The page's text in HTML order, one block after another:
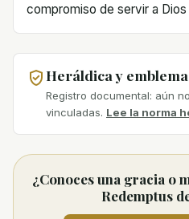
compromiso de servir a
Heráldica y
Registro documental: aún
vinculadas. Lee la norma
¿Conoces una gracia o
Redemptus